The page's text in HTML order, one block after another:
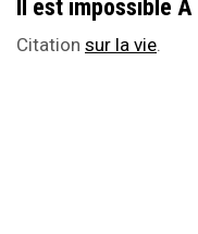
Citation sur la vie.